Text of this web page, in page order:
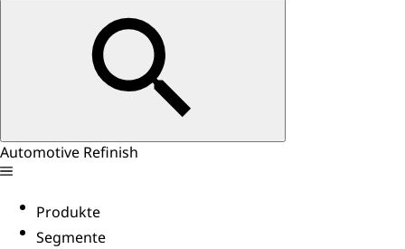
Automotive Refinish
Produkte
Segmente